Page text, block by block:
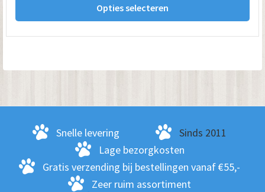
Opties selecteren
Snelle levering
Sinds 2011
Lage bezorgkosten
Gratis verzending bij bestellingen vanaf €55,-
Zeer ruim assortiment